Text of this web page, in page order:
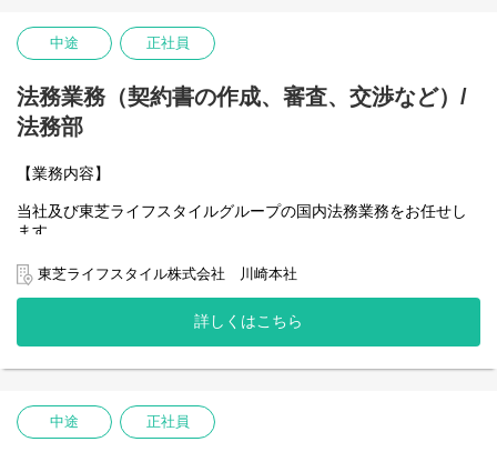
中途 正社員
法務業務（契約書の作成、審査、交渉など）/
法務部
【業務内容】
当社及び東芝ライフスタイルグループの国内法務業務をお任せし
ます
■契約書管理、契約案の作成、検討（主として和文契約で、英文と
■会社法関連業務（株主総会、取締役会等の会社ガバナンス業務）
■労働法関連業務
■クレーム対応、訴訟／仲裁対応
■コンプライアンス管理（PDPA、輸出管理、独禁法等）
■その他の法律相談、法務サポート
東芝ライフスタイル株式会社 川崎本社
詳しくはこちら
中途 正社員